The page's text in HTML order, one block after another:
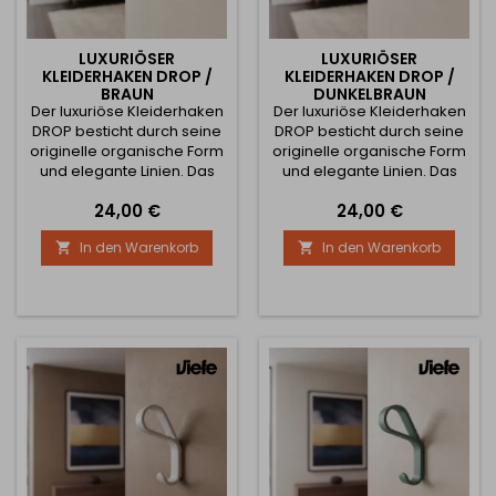
LUXURIÖSER
KLEIDERHAKEN DROP /
BRAUN
Der luxuriöse Kleiderhaken
DROP besticht durch seine
originelle organische Form
und elegante Linien. Das
Oberfläche verleiht dem
Interieur ein natürliches und
zeitloses Aussehen, das
sich hervorragend für
skandinavische Räume
Metallkonstruktion bietet
einen zuverlässigen Platz
zum...
Preis
24,00 €
 In den Warenkorb
LUXURIÖSER
KLEIDERHAKEN DROP /
DUNKELBRAUN
Der luxuriöse Kleiderhaken
DROP besticht durch seine
originelle organische Form
und elegante Linien. Das
dunkelbrauner Oberfläche
verleiht dem Interieur ein
warmes und zeitloses
Aussehen, das sowohl zu
auch industriellen Räumen
stabile Metallkonstruktion
bietet einen zuverlässigen
Platz...
Preis
24,00 €
 In den Warenkorb